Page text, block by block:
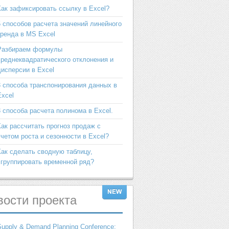
зафиксировать ссылку в Excel?
способов расчета значений линейного
в MS Excel
формулы
отклонения и
в Excel
способа транспонирования данных в
способа расчета полинома в Excel.
рассчитать прогноз продаж с
роста и сезонности в Excel?
сделать сводную таблицу,
временной ряд?
проекта
& Demand Planning Conference: